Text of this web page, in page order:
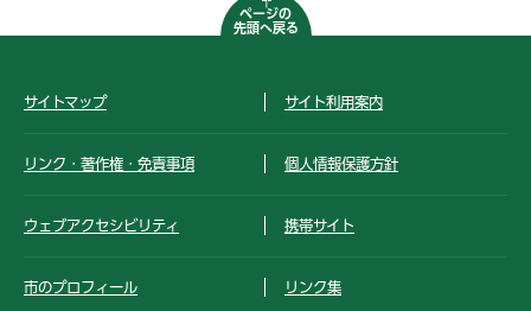
ページの
先頭へ戻る
サイトマップ サイト利用案内
リンク・著作権・免責事項 個人情報保護方針
ウェブアクセシビリティ 携帯サイト
市のプロフィール リンク集